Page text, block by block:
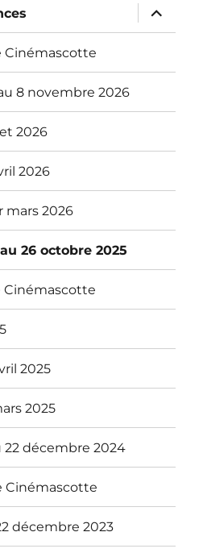
ouvrir
le
sous-
Cinémascotte
8 novembre 2026
2026
2026
mars 2026
26 octobre 2025
Cinémascotte
2025
2025
décembre 2024
Cinémascotte
décembre 2023